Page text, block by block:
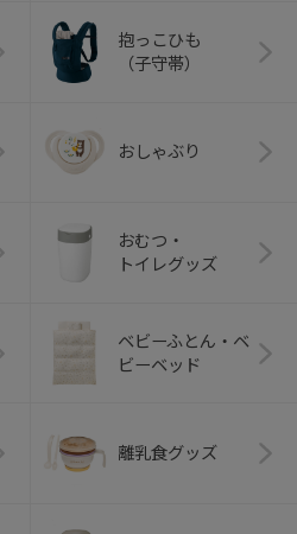
抱っこひも
（子守帯）
おしゃぶり
おむつ・
トイレグッズ
ベビーふとん・ベ
ビーベッド
離乳食グッズ